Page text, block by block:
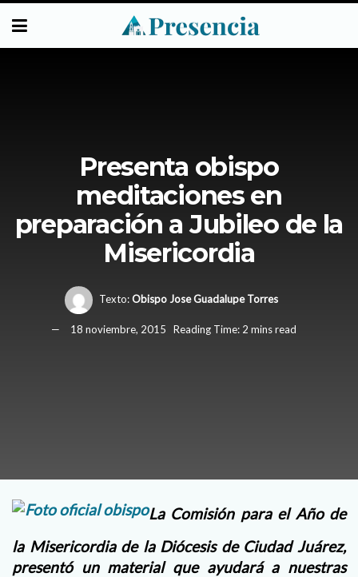
Presenta obispo
meditaciones en
preparación a Jubileo de la
Misericordia
Texto:Obispo Jose Guadalupe Torres
18 noviembre, 2015 Reading Time: 2 mins read
La Comisión para el Año de
la Misericordia de la Diócesis de Ciudad Juárez,
presentó un material que ayudará a nuestras